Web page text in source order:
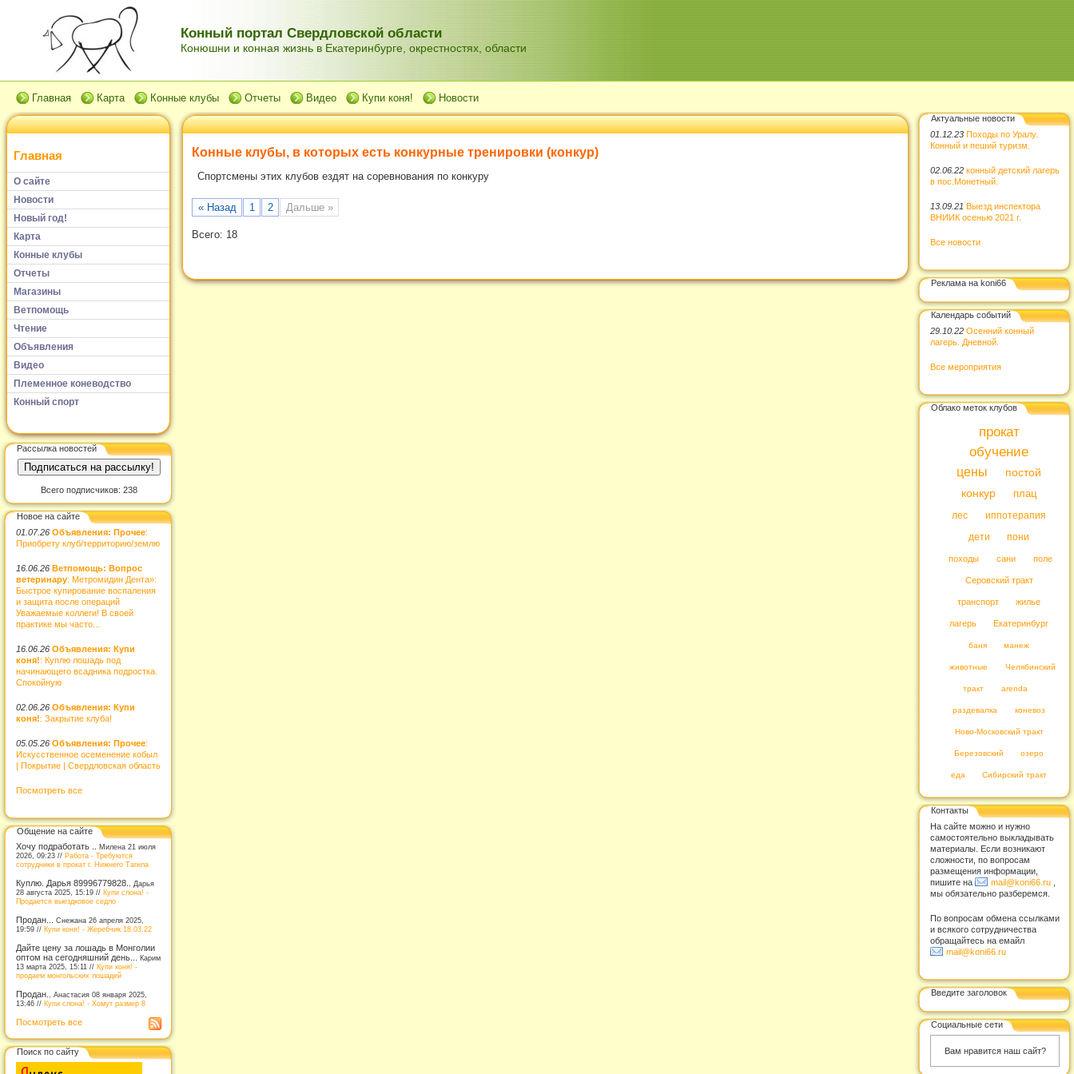
Конный портал Свердловской области
Конюшни и конная жизнь в Екатеринбурге, окрестностях, области
Главная Карта Конные клубы Отчеты Видео Купи коня! Новости
Главная
О сайте
Новости
Новый год!
Карта
Конные клубы
Отчеты
Магазины
Ветпомощь
Чтение
Объявления
Видео
Племенное коневодство
Конный спорт
Рассылка новостей
Всего подписчиков: 238
Новое на сайте
01.07.26 Объявления: Прочее:
Приобрету клуб/территорию/землю
16.06.26 Ветпомощь: Вопрос
ветеринару: Метромидин Дента»:
Быстрое купирование воспаления
и защита после операций
Уважаемые коллеги! В своей
практике мы часто...
16.06.26 Объявления: Купи
коня!: Куплю лошадь под
начинающего всадника подростка.
Спокойную
02.06.26 Объявления: Купи
коня!: Закрытие клуба!
05.05.26 Объявления: Прочее:
Искусственное осеменение кобыл
| Покрытие | Свердловская область
Посмотреть все
Общение на сайте
Хочу подработать .. Милена 21 июля
2026, 09:23 // Работа - Требуются
сотрудники в прокат г. Нижнего Тагила
Куплю. Дарья 89996779828..
Дарья
28 августа 2025, 15:19 // Купи слона! -
Продается выездковое седло
Продан... Снежана 26 апреля 2025,
19:59 // Купи коня! - Жеребчик.18.03.22
Дайте цену за лошадь в Монголии
оптом на сегодняшний день... Карим
13 марта 2025, 15:11 // Купи коня! -
продаем монгольских лошадей
Продан.. Анастасия 08 января 2025,
13:46 // Купи слона! - Хомут размер 8
Посмотреть все
Поиск по сайту
Конные клубы, в которых есть конкурные тренировки (конкур)
Спортсмены этих клубов ездят на соревнования по конкуру
« Назад 1 2 Дальше »
Всего: 18
Актуальные новости
01.12.23 Походы по Уралу.
Конный и пеший туризм.
02.06.22 конный детский лагерь
в пос.Монетный.
13.09.21 Выезд инспектора
ВНИИК осенью 2021 г.
Все новости
Реклама на koni66
Календарь событий
29.10.22 Осенний конный
лагерь. Дневной.
Все мероприятия
Облако меток клубов
прокат
обучение
цены
постой
конкур
плац
лес
иппотерапия
дети
пони
походы сани поле
Серовский тракт
транспорт жилье
лагерь Екатеринбург
баня манеж
животные Челябинский
тракт arenda
раздевалка коневоз
Ново-Московский тракт
Березовский озеро
еда Сибирский тракт
Контакты
На сайте можно и нужно
самостоятельно выкладывать
материалы. Если возникают
сложности, по вопросам
размещения информации,
пишите на
mail@koni66.ru
мы обязательно разберемся.
По вопросам обмена ссылками
и всякого сотрудничества
обращайтесь на емайл
mail@koni66.ru
Введите заголовок
Социальные сети
Вам нравится наш сайт?